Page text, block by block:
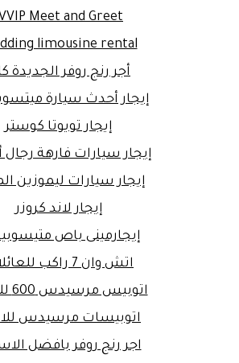
Meet and Greet.
limousine rental
أجر رنج روفر الجديدة
إيجار أحدث سيارة
إيجار تويوتا كوستر
إيجار سيارات فارهة رجال
إيجار سيارات ليموزين
إيجار لاند كروزر
إيجارمينى باص
اتش وان 7 راكب للعائلات
اتوبيس مرسيدس 600 للايجار
اتوبيسات مرسيدس
اجر رنج روفر بافضل